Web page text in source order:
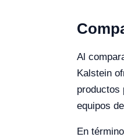
Al
Kalstein
productos
equipos
En